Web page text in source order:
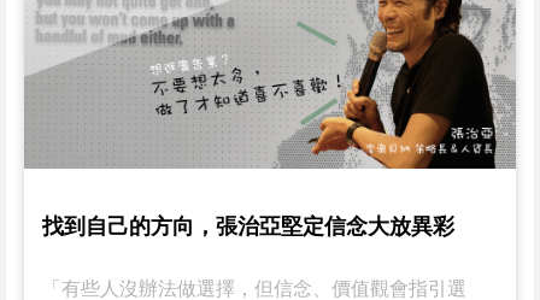
找到自己的方向，張治亞堅定信念大放異彩
「有些人沒辦法做選擇，但信念、價值觀會指引選